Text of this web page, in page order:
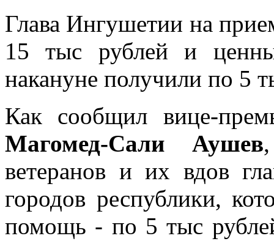
Глава Ингушетии на
15 тыс рублей и
накануне получили по 5
Как сообщил вице-
Магомед-Сали Аушев
ветеранов и их вдов
городов республики,
помощь - по 5 тыс